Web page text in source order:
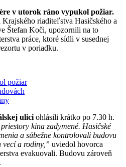
v utorok ráno vypukol požiar.
riaditeľstva Hasičského a
Štefan Koči, upozornili na to
práce, ktoré sídli v susednej
v poriadku.
požiar
ulici ohlásili krátko po 7.30 h.
kina zadymené. Hasičské
a súbežne kontrolovali budovu
vecí a rodiny,” uviedol hovorca
evakuovali. Budovu zároveň